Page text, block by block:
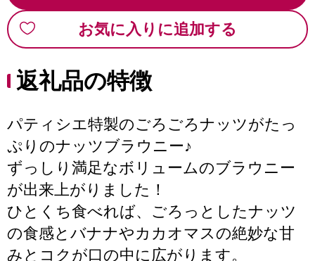
お気に入りに追加する
返礼品の特徴
パティシエ特製のごろごろナッツがたっ
ぷりのナッツブラウニー♪
ずっしり満足なボリュームのブラウニー
が出来上がりました！
ひとくち食べれば、ごろっとしたナッツ
の食感とバナナやカカオマスの絶妙な甘
みとコクが口の中に広がります。